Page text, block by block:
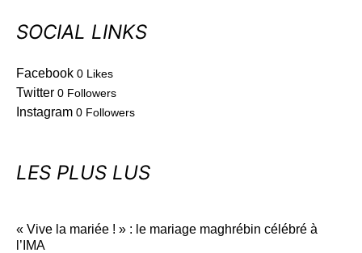
SOCIAL LINKS
Facebook 0 Likes
Twitter 0 Followers
Instagram 0 Followers
LES PLUS LUS
« Vive la mariée ! » : le mariage maghrébin célébré à
l’IMA